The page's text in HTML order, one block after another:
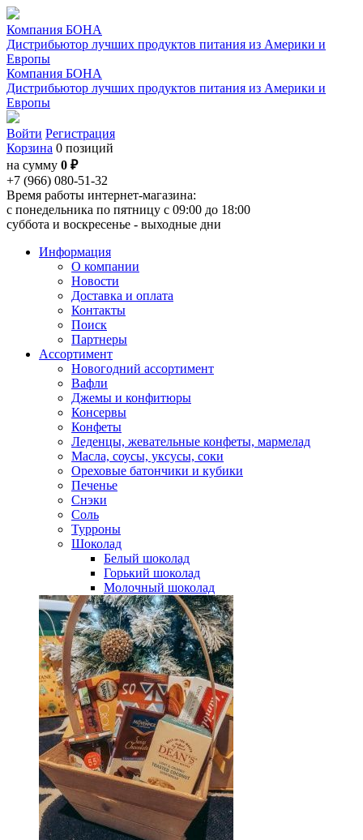
Компания БОНА
Дистрибьютор лучших продуктов питания из Америки и
Европы
Компания БОНА
Дистрибьютор лучших продуктов питания из Америки и
Европы
Войти Регистрация
Корзина 0 позиций
на сумму 0 ₽
+7 (966) 080-51-32
Время работы интернет-магазина:
с понедельника по пятницу с 09:00 до 18:00
суббота и воскресенье - выходные дни
Информация
О компании
Новости
Доставка и оплата
Контакты
Поиск
Партнеры
Ассортимент
Новогодний ассортимент
Вафли
Джемы и конфитюры
Консервы
Конфеты
Леденцы, жевательные конфеты, мармелад
Масла, соусы, уксусы, соки
Ореховые батончики и кубики
Печенье
Снэки
Соль
Турроны
Шоколад
Белый шоколад
Горький шоколад
Молочный шоколад